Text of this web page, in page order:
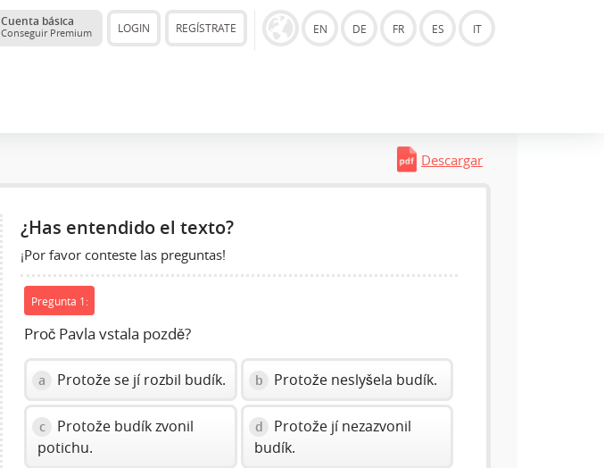
Cuenta básica
Conseguir Premium LOGIN REGÍSTRATE EN DE FR ES IT
Descargar
¿Has entendido el texto?
¡Por favor conteste las preguntas!
Pregunta 1:
Proč Pavla vstala pozdě?
a Protože se jí rozbil budík. b Protože neslyšela budík.
c
Protože budík zvonil
potichu.
d
Protože jí nezazvonil
budík.